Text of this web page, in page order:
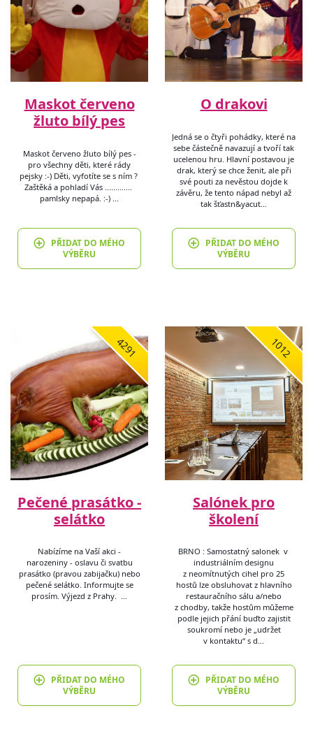
Maskot červeno
žluto bílý pes
Maskot červeno žluto bílý pes -
pro všechny děti, které rády
pejsky :-) Děti, vyfotíte se s ním ?
Zaštěká a pohladí Vás .............
pamlsky nepapá. :-) …
PŘIDAT DO MÉHO
VÝBĚRU
O drakovi
Jedná se o čtyři pohádky, které na
sebe částečně navazují a tvoří tak
ucelenou hru. Hlavní postavou je
drak, který se chce ženit, ale při
své pouti za nevěstou dojde k
závěru, že tento nápad nebyl až
tak šťastn&yacut…
PŘIDAT DO MÉHO
VÝBĚRU
4291
Pečené prasátko -
selátko
Nabízíme na Vaší akci -
narozeniny - oslavu či svatbu
prasátko (pravou zabijačku) nebo
pečené selátko. Informujte se
prosím. Výjezd z Prahy. …
PŘIDAT DO MÉHO
VÝBĚRU
1012
Salónek pro
školení
BRNO : Samostatný salonek v
industriálním designu
z neomítnutých cihel pro 25
hostů lze obsluhovat z hlavního
restauračního sálu a/nebo
z chodby, takže hostům můžeme
podle jejich přání buďto zajistit
soukromí nebo je „udržet
v kontaktu“ s d…
PŘIDAT DO MÉHO
VÝBĚRU